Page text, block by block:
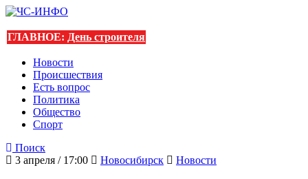
ГЛАВНОЕ: День строителя
Новости
Происшествия
Есть вопрос
Политика
Общество
Спорт
Поиск
3 апреля / 17:00
Новосибирск Новости